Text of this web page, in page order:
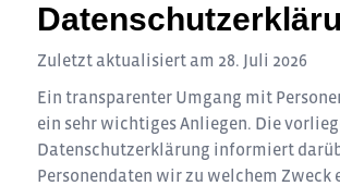
Zuletzt aktualisiert am 28. Juli 2026
Ein transparenter Umgang mit
ein sehr wichtiges Anliegen. Die
Datenschutzerklärung informiert
Personendaten wir zu welchem Zweck